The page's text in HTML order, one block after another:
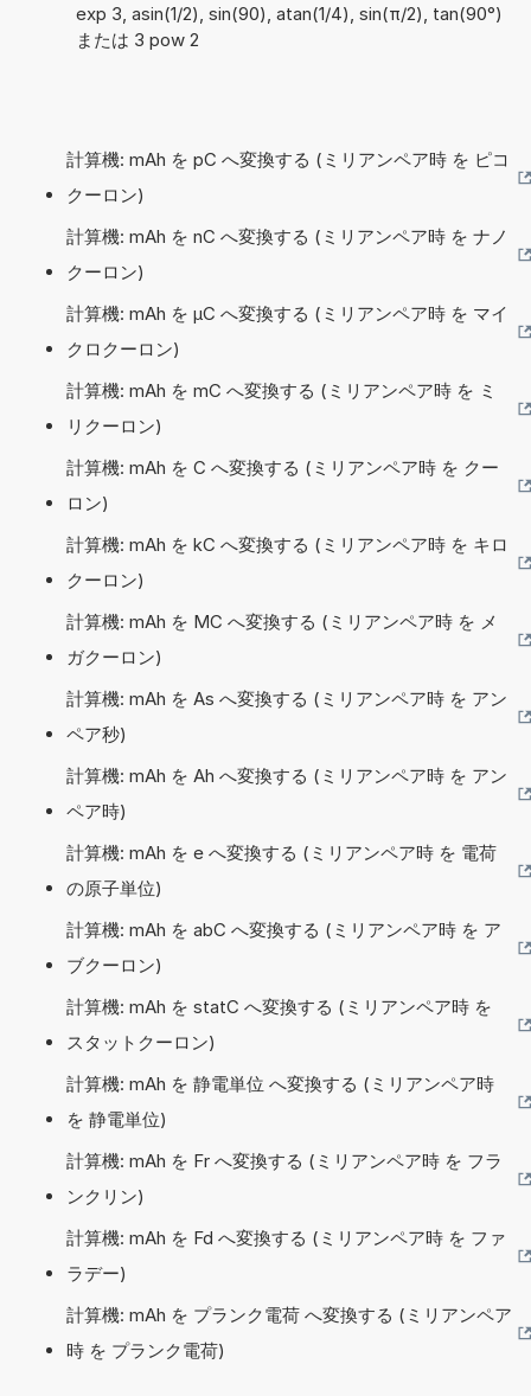
exp 3, asin(1/2), sin(90), atan(1/4), sin(π/2), tan(90°)
または 3 pow 2
計算機: mAh を pC へ変換する (ミリアンペア時 を ピコ
クーロン)
計算機: mAh を nC へ変換する (ミリアンペア時 を ナノ
クーロン)
計算機: mAh を µC へ変換する (ミリアンペア時 を マイ
クロクーロン)
計算機: mAh を mC へ変換する (ミリアンペア時 を ミ
リクーロン)
計算機: mAh を C へ変換する (ミリアンペア時 を クー
ロン)
計算機: mAh を kC へ変換する (ミリアンペア時 を キロ
クーロン)
計算機: mAh を MC へ変換する (ミリアンペア時 を メ
ガクーロン)
計算機: mAh を As へ変換する (ミリアンペア時 を アン
ペア秒)
計算機: mAh を Ah へ変換する (ミリアンペア時 を アン
ペア時)
計算機: mAh を e へ変換する (ミリアンペア時 を 電荷
の原子単位)
計算機: mAh を abC へ変換する (ミリアンペア時 を ア
ブクーロン)
計算機: mAh を statC へ変換する (ミリアンペア時 を
スタットクーロン)
計算機: mAh を 静電単位 へ変換する (ミリアンペア時
を 静電単位)
計算機: mAh を Fr へ変換する (ミリアンペア時 を フラ
ンクリン)
計算機: mAh を Fd へ変換する (ミリアンペア時 を ファ
ラデー)
計算機: mAh を プランク電荷 へ変換する (ミリアンペア
時 を プランク電荷)